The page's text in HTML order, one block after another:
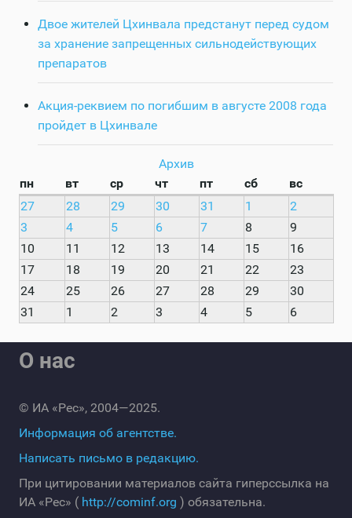
Двое жителей Цхинвала предстанут перед судом
за хранение запрещенных сильнодействующих
препаратов
Акция-реквием по погибшим в августе 2008 года
пройдет в Цхинвале
Архив
пн
вт ср чт пт сб
вс
27
28 29 30 31 1
2
3
4 5 6 7 8
9
10
11 12 13 14 15
16
17
18 19 20 21 22
23
24
25 26 27 28 29
30
31
1 2 3 4 5 6
О нас
© ИА «Рес», 2004—2025.
Информация об агентстве.
Написать письмо в редакцию.
При цитировании материалов сайта гиперссылка на
ИА «Рес» ( http://cominf.org ) обязательна.